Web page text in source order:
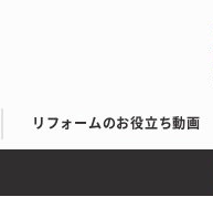
リフォームのお役立ち動画